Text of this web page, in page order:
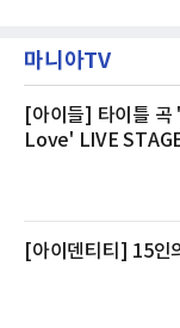
스 센터 사우나 2인 이용
클럽 앰배서더 라운지
우 등이 포함됐다. 쿠팡은
생산량이 늘어난 점을 반
전복은 산지에서 채취한
방식으로 운영된다. 신선
큼 이르면 다음 날 오전
마니아TV
[아이들] 타이틀
Love' LIVE
[아이덴티티] 15인